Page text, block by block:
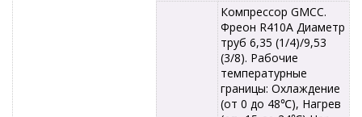
Компрессор GMCC.
Фреон R410A Диаметр
труб 6,35 (1/4)/9,53
(3/8). Рабочие
температурные
границы: Охлаждение
(от 0 до 48℃), Нагрев